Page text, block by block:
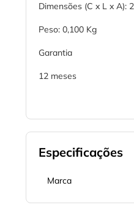
Dimensões (C x L x A):
Peso: 0,100 Kg
Garantia
12 meses
Especificações
Marca